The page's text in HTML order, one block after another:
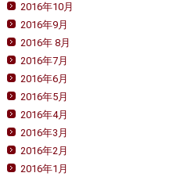
2016年10月
2016年9月
2016年 8月
2016年7月
2016年6月
2016年5月
2016年4月
2016年3月
2016年2月
2016年1月